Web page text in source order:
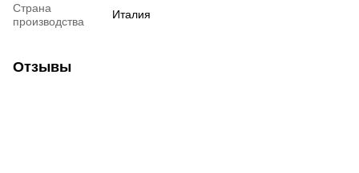
Страна
производства
Италия
Отзывы